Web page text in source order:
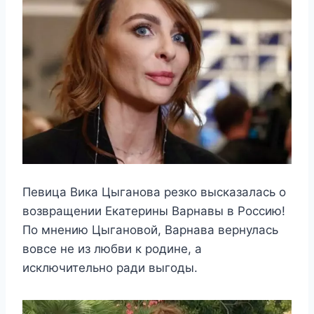
Певица Вика Цыганова резко высказалась о
возвращении Екатерины Варнавы в Россию!
По мнению Цыгановой, Варнава вернулась
вовсе не из любви к родине, а
исключительно ради выгоды.